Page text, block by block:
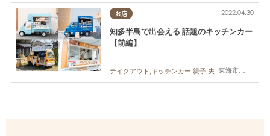
お店
東海市,大府市,知多市,阿久比町,半田市,武豊町,南知多町,常滑市,美浜町,東浦町
2022.04.30
知多半島で出会える 話題のキッチンカー
【前編】
テイクアウト,キッチンカー,親子,夫婦,家族,カップル,おひとりさま,友人,ペット,知多半島